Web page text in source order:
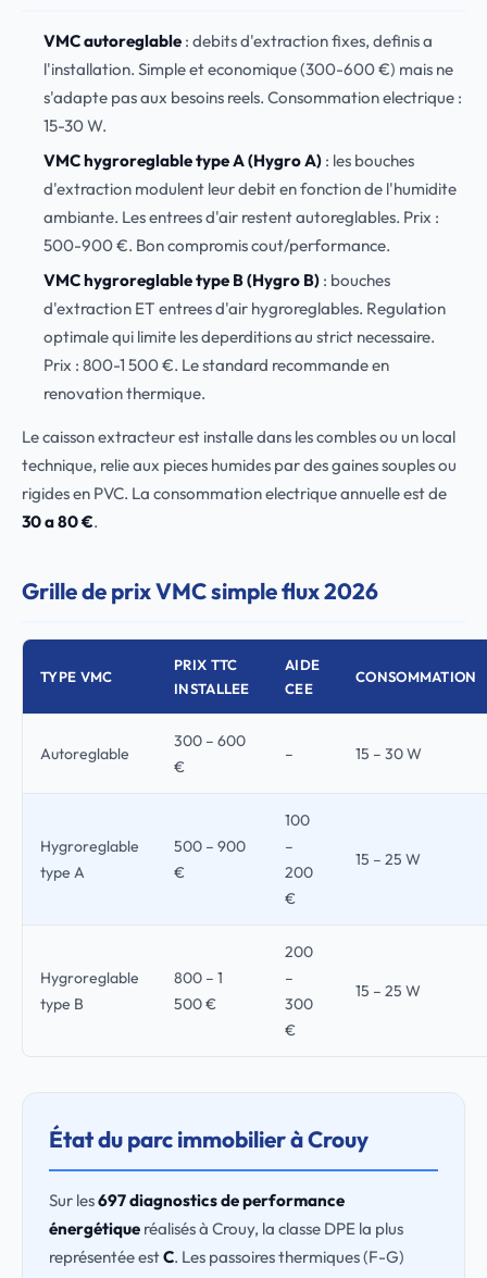
VMC autoreglable: debits d'extraction fixes, definis a
l'installation. Simple et economique (300-600 €) mais ne
s'adapte pas aux besoins reels. Consommation electrique :
15-30 W.
VMC hygroreglable type A (Hygro A): les bouches
d'extraction modulent leur debit en fonction de l'humidite
ambiante. Les entrees d'air restent autoreglables. Prix :
500-900 €. Bon compromis cout/performance.
VMC hygroreglable type B (Hygro B): bouches
d'extraction ET entrees d'air hygroreglables. Regulation
optimale qui limite les deperditions au strict necessaire.
Prix : 800-1 500 €. Le standard recommande en
renovation thermique.
Le caisson extracteur est installe dans les combles ou un local
technique, relie aux pieces humides par des gaines souples ou
rigides en PVC. La consommation electrique annuelle est de
30 a 80 €.
Grille de prix VMC simple flux 2026
TYPE VMC
PRIX TTC
INSTALLEE
AIDE
CEE
CONSOMMATION
Autoreglable
300 – 600
€
– 15 – 30 W
Hygroreglable
type A
500 – 900
€
100
–
200
€
15 – 25 W
Hygroreglable
type B
800 – 1
500 €
200
–
300
€
15 – 25 W
État du parc immobilier à Crouy
Sur les697 diagnostics de performance
énergétique réalisés à Crouy, la classe DPE la plus
représentée estC. Les passoires thermiques (F-G)